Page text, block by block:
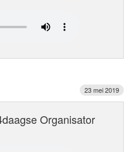
23 mei 2019
Organisator